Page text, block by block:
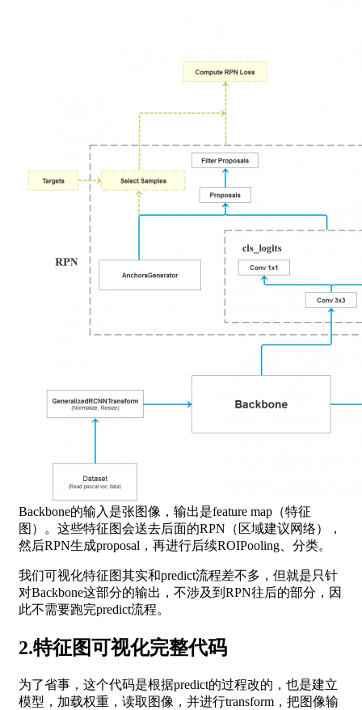
Backbone的输入是张图像，输出是feature map（特征
图）。这些特征图会送去后面的RPN（区域建议网络），
然后RPN生成proposal，再进行后续ROIPooling、分类。
我们可视化特征图其实和predict流程差不多，但就是只针
对Backbone这部分的输出，不涉及到RPN往后的部分，因
此不需要跑完predict流程。
2.特征图可视化完整代码
为了省事，这个代码是根据predict的过程改的，也是建立
模型，加载权重，读取图像，并进行transform，把图像输